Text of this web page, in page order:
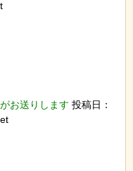
お送りします 投稿日：